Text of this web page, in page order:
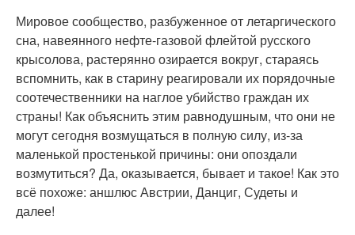
Мировое сообщество, разбуженное от летаргического
сна, навеянного нефте-газовой флейтой русского
крысолова, растерянно озирается вокруг, стараясь
вспомнить, как в старину реагировали их порядочные
соотечественники на наглое убийство граждан их
страны! Как объяснить этим равнодушным, что они не
могут сегодня возмущаться в полную силу, из-за
маленькой простенькой причины: они опоздали
возмутиться? Да, оказывается, бывает и такое! Как это
всё похоже: аншлюс Австрии, Данциг, Судеты и
далее!